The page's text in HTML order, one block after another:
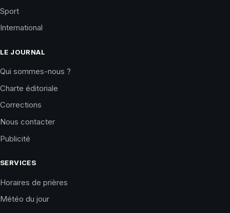
Sport
International
LE JOURNAL
Qui sommes-nous ?
Charte éditoriale
Corrections
Nous contacter
Publicité
SERVICES
Horaires de prières
Météo du jour